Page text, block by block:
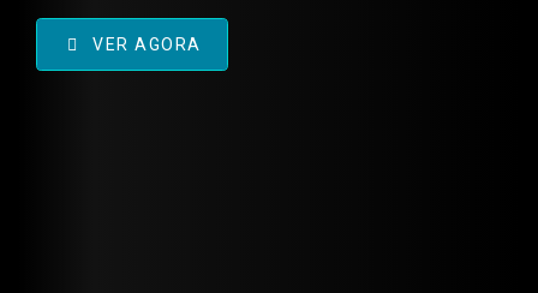
VER AGORA